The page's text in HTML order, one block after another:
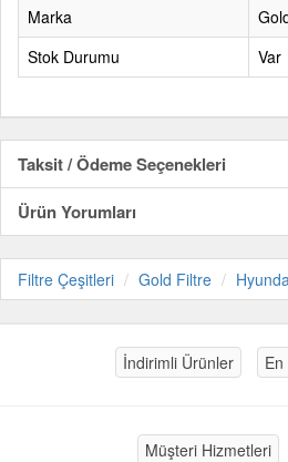
Marka
Stok Durumu
Var
Taksit / Ödeme Seçenekleri
Ürün Yorumları
Filtre Çeşitleri Gold Filtre
İndirimli Ürünler
Müşteri Hizmetleri